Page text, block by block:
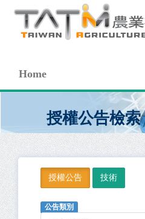
Home
授權公告檢索
授權公告 技術
公告類別